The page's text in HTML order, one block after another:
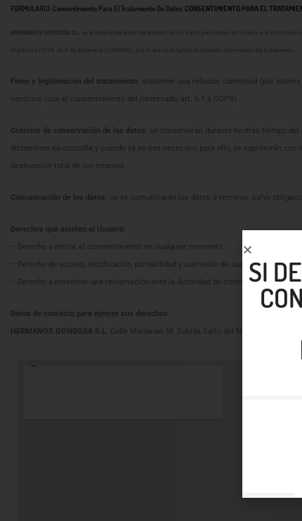
FORMULARIO: Consentimiento Para El Tratamiento De Datos: CONSENTIMIENTO PARA EL
HERMANOS GONSOSA S.L. es el Responsable del tratamiento de los datos personales del Usuario y le informa
Orgánica 3/2018, de 5 de diciembre (LOPDGDD), por lo que se le facilita la siguiente información del tratamiento:
Fines y legitimación del tratamiento : mantener una relación comercial (por
servicios (con el consentimiento del interesado, art. 6.1.a GDPR).
Criterios de conservación de los datos : se conservarán durante no más tiempo
dictaminen su custodia y cuando ya no sea necesario para ello, se suprimirán
destrucción total de los mismos.
Comunicación de los datos : no se comunicarán los datos a terceros, salvo
Derechos que asisten al Usuario
– Derecho a retirar el consentimiento en cualquier momento.
– Derecho de acceso, rectificación, portabilidad y supresión de sus datos, y de
– Derecho a presentar una reclamación ante la Autoridad de control
Datos de contacto para ejercer sus derechos
HERMANOS GONSOSA S.L . Calle Marianao 38, Subida Salto del Negro, Las
SI